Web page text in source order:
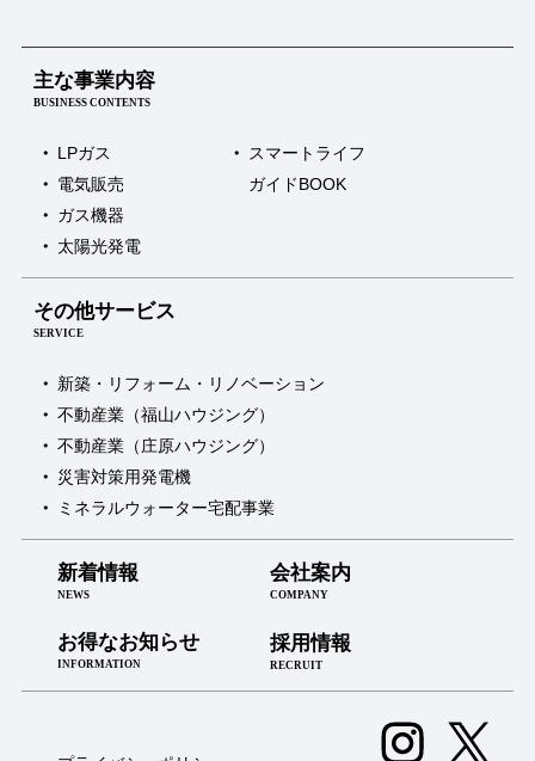
主な事業内容
BUSINESS CONTENTS
LPガス
電気販売
ガス機器
太陽光発電
スマートライフ
ガイドBOOK
その他サービス
SERVICE
新築・リフォーム・リノベーション
不動産業（福山ハウジング）
不動産業（庄原ハウジング）
災害対策用発電機
ミネラルウォーター宅配事業
新着情報
NEWS
お得なお知らせ
INFORMATION
会社案内
COMPANY
採用情報
RECRUIT